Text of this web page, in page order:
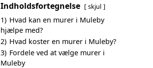
Indholdsfortegnelse skjul
1) Hvad kan en murer i Muleby
hjælpe med?
2) Hvad koster en murer i Muleby?
3) Fordele ved at vælge murer i
Muleby